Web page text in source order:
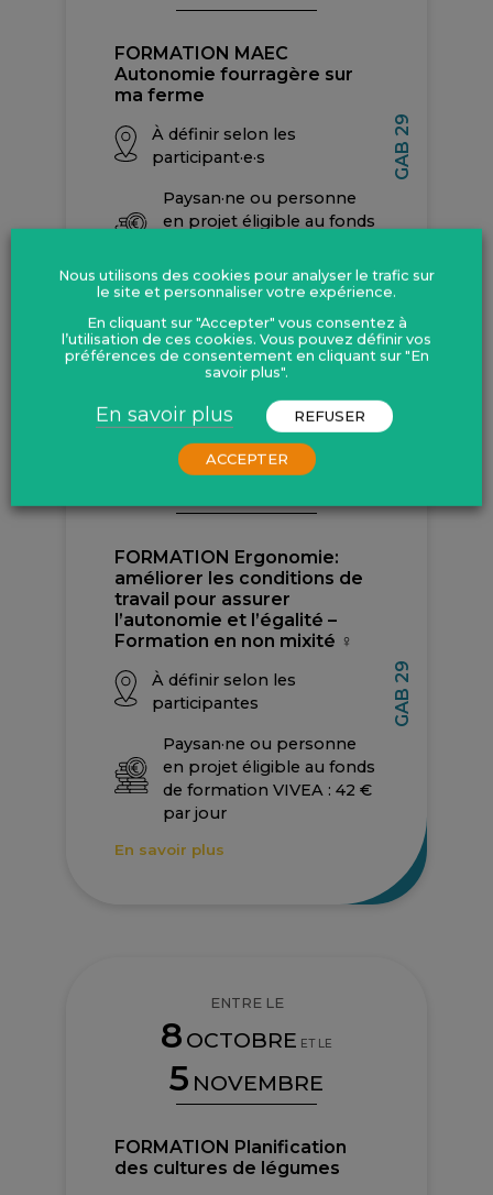
FORMATION MAEC
Autonomie fourragère sur
ma ferme
À définir selon les
participant·e·s
Paysan·ne ou personne
en projet éligible au fonds
par jour
En savoir plus
GAB 29
ENTRE OCTOBRE ET
FORMATION Ergonomie:
améliorer les conditions de
travail pour assurer
l’autonomie et l’égalité –
Formation en non mixité ♀
À définir selon les
participantes
Paysan·ne ou personne
en projet éligible au fonds
de formation VIVEA : 42 €
par jour
En savoir plus
GAB 29
ENTRE LE
8 OCTOBRE ET LE
5 NOVEMBRE
FORMATION Planification
des cultures de légumes
Nous utilisons des cookies pour analyser le trafic sur
le site et personnaliser votre expérience.
En cliquant sur "Accepter" vous consentez à
l’utilisation de ces cookies. Vous pouvez définir vos
préférences de consentement en cliquant sur "En
savoir plus".
En savoir plus REFUSER
ACCEPTER